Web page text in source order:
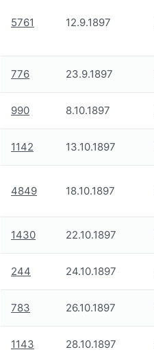
5761 12.9.1897
776 23.9.1897
990 8.10.1897
1142 13.10.1897
4849 18.10.1897
1430 22.10.1897
244 24.10.1897
783 26.10.1897
1143 28.10.1897